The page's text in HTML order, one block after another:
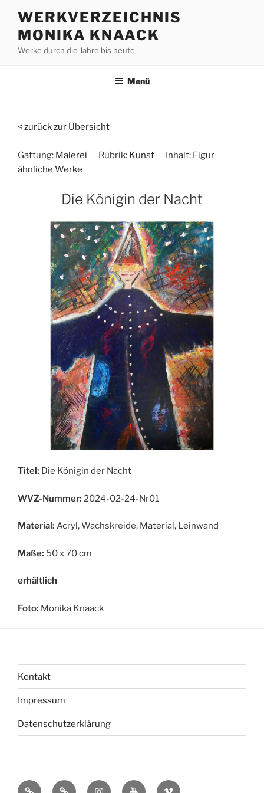
Inhalt
springen
WERKVERZEICHNIS
MONIKA KNAACK
Werke durch die Jahre bis heute
Menü
< zurück zur Übersicht
Gattung: Malerei Rubrik: Kunst Inhalt: Figur
ähnliche Werke
Die Königin der Nacht
Titel: Die Königin der Nacht
WVZ-Nummer: 2024-02-24-Nr01
Material: Acryl, Wachskreide, Material, Leinwand
Maße: 50 x 70 cm
erhältlich
Foto: Monika Knaack
Kontakt
Impressum
Datenschutzerklärung
bsky MastadonInstagramYou Vimeo